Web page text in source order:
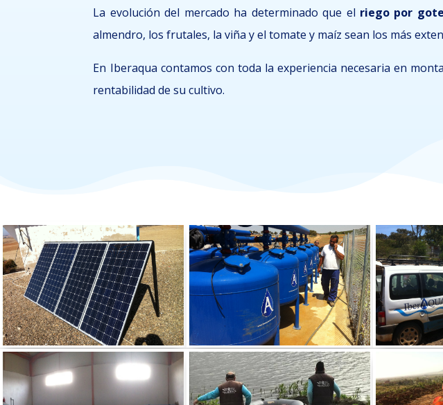
La evolución del mercado ha determinado que el riego por
almendro, los frutales, la viña y el tomate y maíz sean los más
En Iberaqua contamos con toda la experiencia necesaria en
rentabilidad de su cultivo.